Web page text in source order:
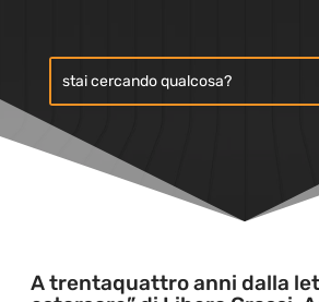
A trentaquattro anni dalla